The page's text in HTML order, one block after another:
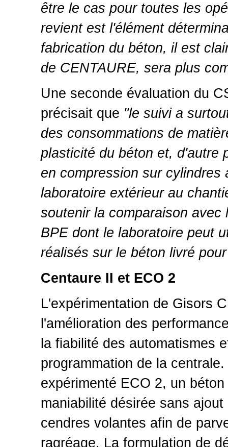
être le cas pour toutes les
revient est l'élément
fabrication du béton, il est
de CENTAURE, sera plus
Une seconde évaluation du
précisait que "le suivi a
des consommations de
plasticité du béton et, d'autre
en compression sur
laboratoire extérieur au
soutenir la comparaison
BPE dont le laboratoire peut
réalisés sur le béton livré
Centaure II et ECO 2
L'expérimentation de Gisors
l'amélioration des
la fiabilité des automatismes
programmation de la
expérimenté ECO 2, un
maniabilité désirée sans
cendres volantes afin de
ragréage. La formulation de